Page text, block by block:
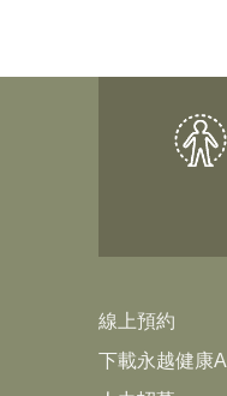
線上預約
下載永越健康